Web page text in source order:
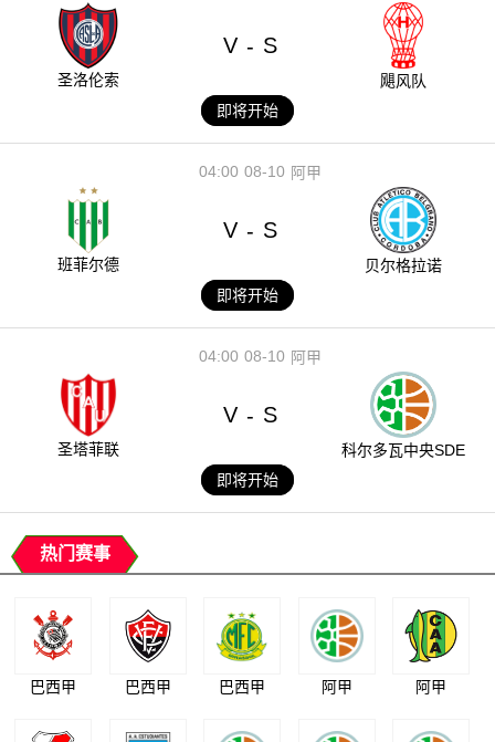
圣洛伦索
V - S
飓风队
即将开始
08-10
04:00 阿甲
班菲尔德
V - S
贝尔格拉诺
即将开始
08-10
04:00 阿甲
圣塔菲联
V - S
科尔多瓦中央SDE
即将开始
热门赛事
巴西甲 巴西甲 巴西甲 阿甲 阿甲